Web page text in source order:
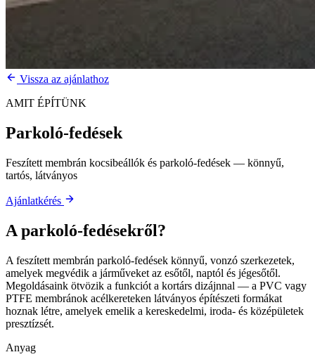
Vissza az ajánlathoz
AMIT ÉPÍTÜNK
Parkoló-fedések
Feszített membrán kocsibeállók és parkoló-fedések — könnyű,
tartós, látványos
Ajánlatkérés
A parkoló-fedésekről?
A feszített membrán parkoló-fedések könnyű, vonzó szerkezetek,
amelyek megvédik a járműveket az esőtől, naptól és jégesőtől.
Megoldásaink ötvözik a funkciót a kortárs dizájnnal — a PVC vagy
PTFE membránok acélkereteken látványos építészeti formákat
hoznak létre, amelyek emelik a kereskedelmi, iroda- és középületek
presztízsét.
Anyag